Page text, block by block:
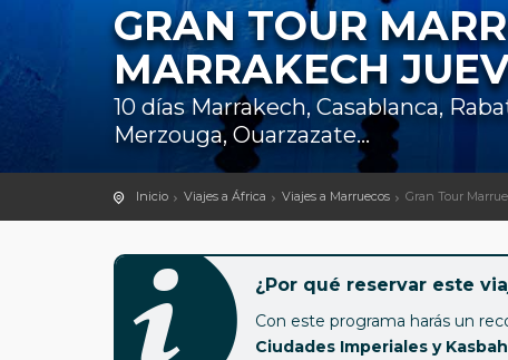
GRAN TOUR
MARRAKECH
10 días Marrakech, Casablanca,
Merzouga, Ouarzazate...
Inicio Viajes a África Viajes a Marruecos Gran Tour
¿Por qué reservar este
Con este programa harás un
Ciudades Imperiales y